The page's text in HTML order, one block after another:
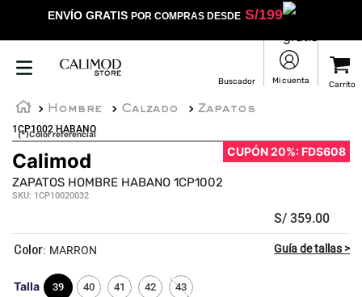
ENVÍO GRATIS POR COMPRAS DESDES/199
Hombre Calzado
Zapatos
1CP1002 HABANO
(*)Color referencial
CUPÓN 20%: FDS608
Calimod
ZAPATOS HOMBRE HABANO 1CP1002
SKU: 1CP10020032
S/ 359.00
Talla 39 40 41 42 43
: MARRON